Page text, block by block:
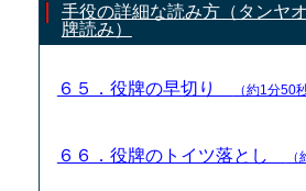
手役の詳細な読み方（タンヤ
牌読み）
６５．役牌の早切り （約1分50秒
６６．役牌のトイツ落とし